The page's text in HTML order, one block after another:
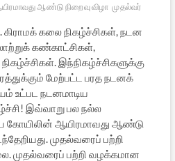
ஆண்டு நிறைவு விழா முதல்வர்
கலை நிகழ்ச்சிகள், நடன
கண்காட்சிகள்,
இந்நிகழ்ச்சிகளுக்கு
மேற்பட்ட பரத நடனக்
உட்பட நடனமாடிய
இவ்வாறு பல நல்ல
கோயிலின் ஆயிரமாவது ஆண்டு
முதல்வரைப் பற்றி
முதல்வரைப் பற்றி வழக்கமான